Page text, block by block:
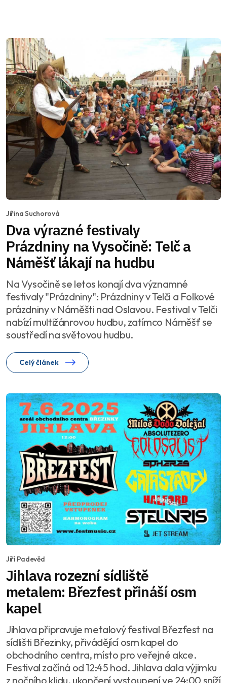
Jiřina Suchorová
Dva výrazné festivaly
Prázdniny na Vysočině: Telč a
Náměšť lákají na hudbu
Na Vysočině se letos konají dva významné
festivaly "Prázdniny": Prázdniny v Telči a Folkové
prázdniny v Náměšti nad Oslavou. Festival v Telči
nabízí multižánrovou hudbu, zatímco Náměšť se
soustředí na světovou hudbu.
Celý článek
Jiří Padevěd
Jihlava rozezní sídliště
metalem: Březfest přináší osm
kapel
Jihlava připravuje metalový festival Březfest na
sídlišti Březinky, přivádějící osm kapel do
obchodního centra, místo pro veřejné akce.
Festival začíná od 12:45 hod. Jihlava dala výjimku
z nočního klidu, ukončení vystoupení ve 24:00 sníží